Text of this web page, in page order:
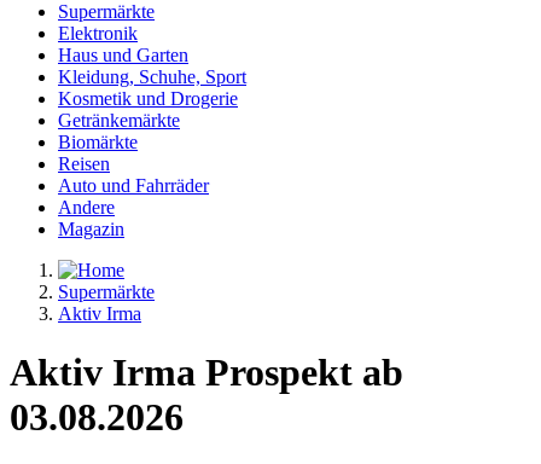
Supermärkte
Elektronik
Haus und Garten
Kleidung, Schuhe, Sport
Kosmetik und Drogerie
Getränkemärkte
Biomärkte
Reisen
Auto und Fahrräder
Andere
Magazin
Supermärkte
Aktiv Irma
Aktiv Irma Prospekt ab
03.08.2026